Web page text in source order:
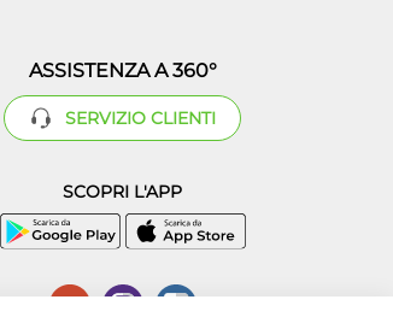
ASSISTENZA A 360°
SERVIZIO CLIENTI
SCOPRI L'APP